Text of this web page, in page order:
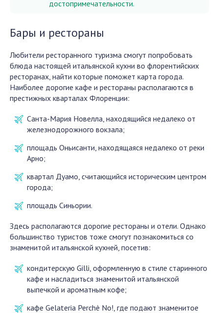
достопримечательности.
Бары и рестораны
Любители ресторанного туризма смогут попробовать
блюда настоящей итальянской кухни во флорентийских
ресторанах, найти которые поможет карта города.
Наиболее дорогие кафе и рестораны располагаются в
престижных кварталах Флоренции:
Санта-Мария Новелла, находящийся недалеко от
железнодорожного вокзала;
площадь Оньисанти, находящаяся недалеко от реки
Арно;
квартал Дуамо, считающийся историческим центром
города;
площадь Синьории.
Здесь располагаются дорогие рестораны и отели. Однако
большинство туристов тоже смогут познакомиться со
знаменитой итальянской кухней, посетив:
кондитерскую Gilli, оформленную в стиле старинного
кафе и насладиться знаменитой итальянской
выпечкой и ароматным кофе;
кафе Gelateria Perchè No!, где подают знаменитое